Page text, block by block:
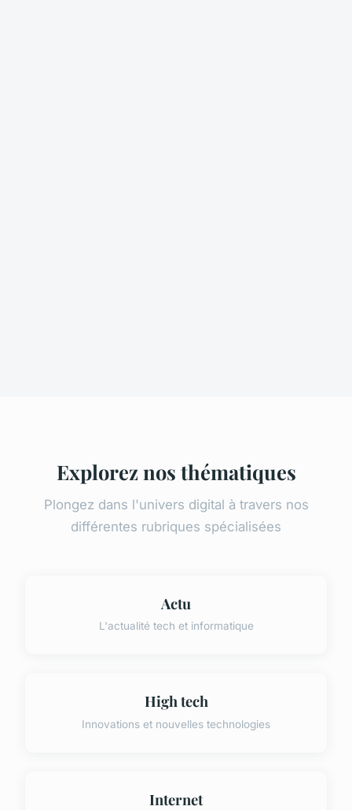
Explorez nos thématiques
Plongez dans l'univers digital à travers nos
différentes rubriques spécialisées
Actu
L'actualité tech et informatique
High tech
Innovations et nouvelles technologies
Internet